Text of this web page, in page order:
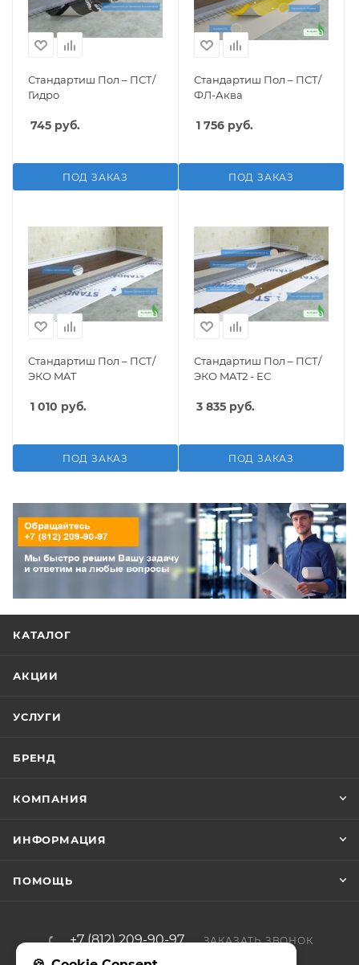
Стандартиш Пол – ПСТ/
Гидро
745 руб.
ПОД ЗАКАЗ
Стандартиш Пол – ПСТ/
ФЛ-Аква
1 756 руб.
ПОД ЗАКАЗ
Стандартиш Пол – ПСТ/
ЭКО MAT
1 010 руб.
ПОД ЗАКАЗ
Стандартиш Пол – ПСТ/
ЭКО MAT2 - ЕС
3 835 руб.
ПОД ЗАКАЗ
КАТАЛОГ
АКЦИИ
УСЛУГИ
БРЕНД
КОМПАНИЯ
ИНФОРМАЦИЯ
ПОМОЩЬ
+7 (812) 209-90-97 ЗАКАЗАТЬ ЗВОНОК